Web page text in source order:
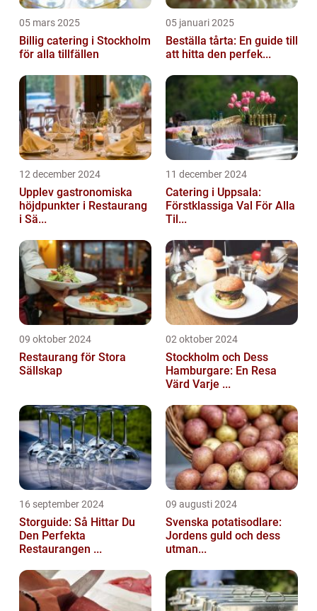
05 mars 2025
Billig catering i Stockholm
för alla tillfällen
05 januari 2025
Beställa tårta: En guide till
att hitta den perfek...
12 december 2024
Upplev gastronomiska
höjdpunkter i Restaurang
i Sä...
11 december 2024
Catering i Uppsala:
Förstklassiga Val För Alla
Til...
09 oktober 2024
Restaurang för Stora
Sällskap
02 oktober 2024
Stockholm och Dess
Hamburgare: En Resa
Värd Varje ...
16 september 2024
Storguide: Så Hittar Du
Den Perfekta
Restaurangen ...
09 augusti 2024
Svenska potatisodlare:
Jordens guld och dess
utman...